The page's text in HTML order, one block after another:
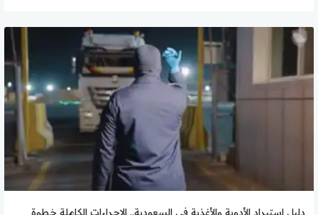
دليل استيراد الأدوية والأغذية في السعودية.. الإجراءات الكاملة خطوة